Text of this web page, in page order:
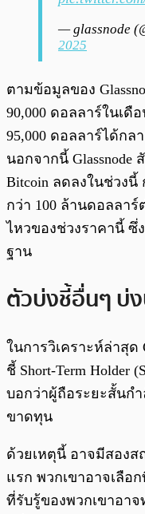
— glassnode
2025
ตามข้อมูลของ
90,000 ดอลลาร์ในเดื
95,000 ดอลลาร์ได้ก
นอกจากนี้ Glassnode
Bitcoin ลดลงในช่วง
กว่า 100 ล้านดอลลา
ไหวของช่วงราคานี้ ซึ่
ฐาน
ตัวบ่งชี้อื่นๆ บ่ง
ในการวิเคราะห์ล่าสุด
ชี้ Short-Term Holder
บอกว่าผู้ถือระยะสั้นก
ขาดทุน
ด้วยเหตุนี้ อาจมีสองส
แรก พวกเขาอาจเลือ
ที่รับรู้ของพวกเขาอา